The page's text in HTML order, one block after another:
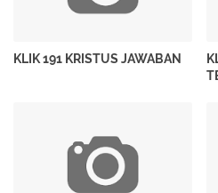
KLIK 191 KRISTUS JAWABAN